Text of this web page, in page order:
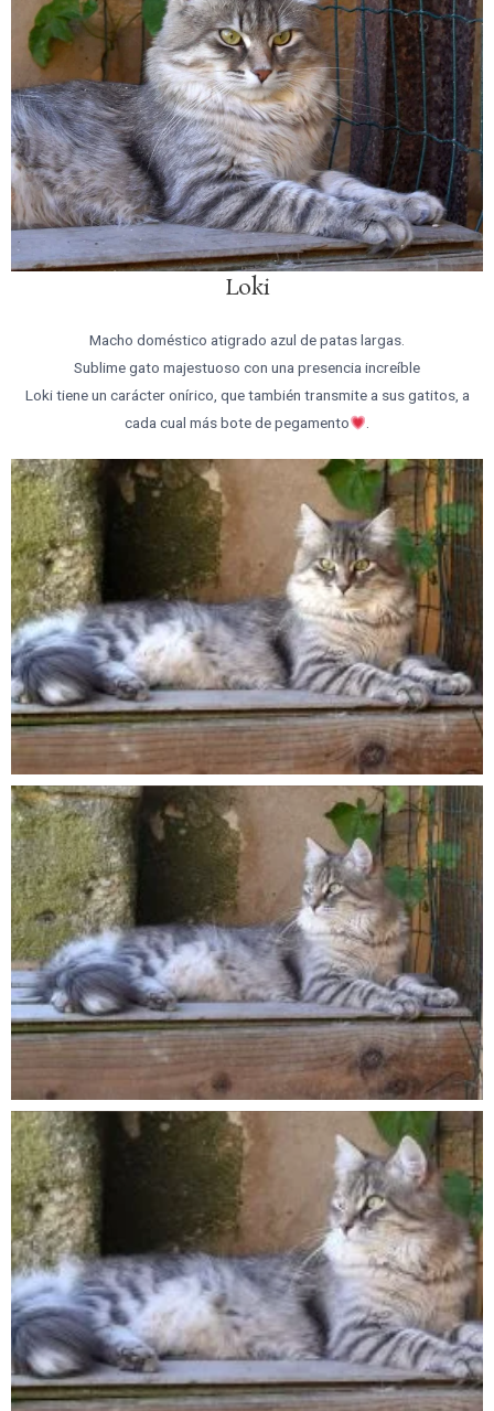
Loki
Macho doméstico atigrado azul de patas largas.
Sublime gato majestuoso con una presencia increíble
Loki tiene un carácter onírico, que también transmite a sus gatitos, a
cada cual más bote de pegamento
.